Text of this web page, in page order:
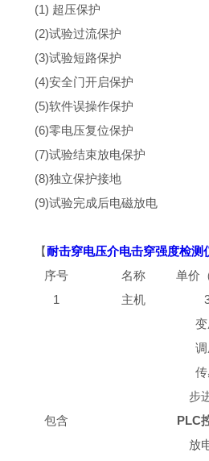
(1) 超压保护
(2)试验过流保护
(3)试验短路保护
(4)安全门开启保护
(5)软件误操作保护
(6)零电压复位保护
(7)试验结束放电保护
(8)独立保护接地
(9)试验完成后电磁放电
【耐击穿电压介电击穿强度检测
序号
名称 单价
1
主机
包含
步
PLC
放